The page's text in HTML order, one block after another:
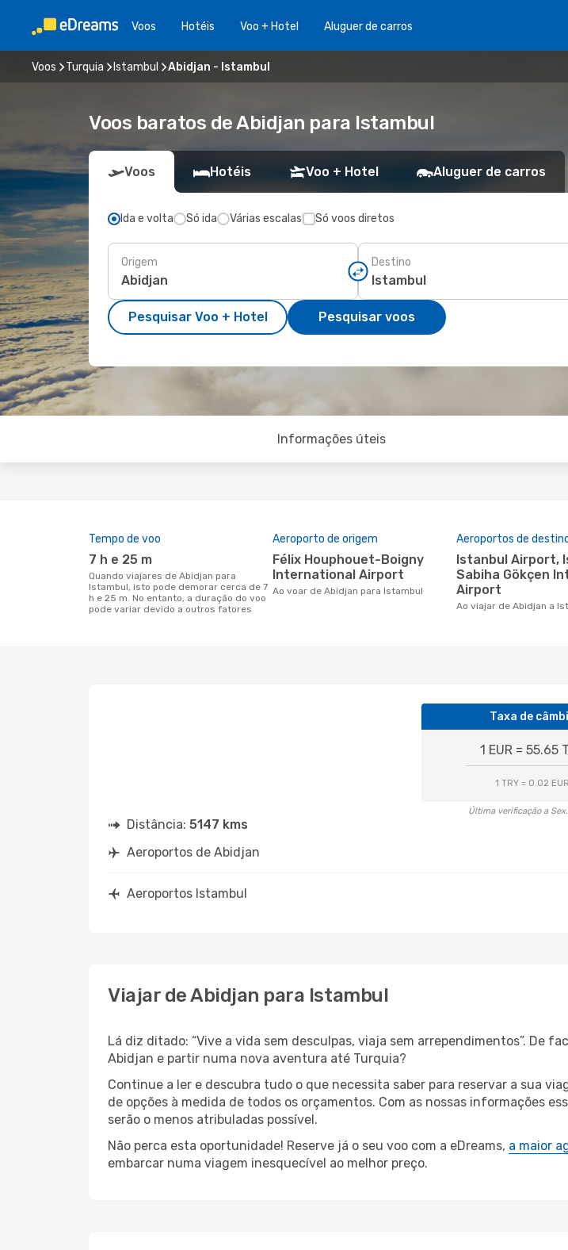
Voos Hotéis Voo + Hotel Aluguer de carros
Voos Turquia Istambul Abidjan - Istambul
Voos baratos de Abidjan para Istambul
Voos Hotéis Voo + Hotel Aluguer de carros
Ida e volta Só ida Várias escalas Só voos diretos
Origem Destino
Pesquisar Voo + Hotel Pesquisar voos
Informações úteis
Tempo de voo
7 h e 25 m
Quando viajares de Abidjan para
Istambul, isto pode demorar cerca de 7
h e 25 m. No entanto, a duração do voo
pode variar devido a outros fatores
Aeroporto de origem
Félix Houphouet-Boigny
International Airport
Ao voar de Abidjan para Istambul
Aeroportos de
Istanbul Airport, Istanbul
Sabiha Gökçen
Airport
Ao viajar de Abidjan a
Taxa de
1 EUR = 55.65
1 TRY = 0.02 EUR
Última verificação a
Distância: 5147 kms
Aeroportos de Abidjan
Aeroportos Istambul
Viajar de Abidjan para Istambul
Lá diz ditado: “Vive a vida sem desculpas, viaja sem arrependimentos”. De
Abidjan e partir numa nova aventura até Turquia?
Continue a ler e descubra tudo o que necessita saber para reservar a sua
de opções à medida de todos os orçamentos. Com as nossas informações
serão o menos atribuladas possível.
Não perca esta oportunidade! Reserve já o seu voo com a eDreams, a maior
embarcar numa viagem inesquecível ao melhor preço.